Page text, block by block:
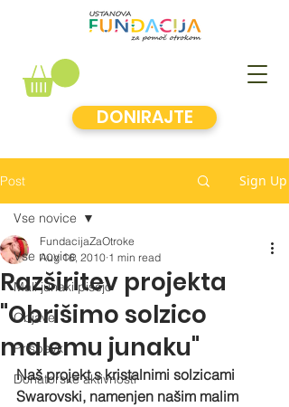
DONIRAJTE
Post Sign Up
Vse novice
Mali junaki pišejo
Objave
Prispevki
Donatorske aktivnosti
Vse novice
Razširitev projekta
"Obrišimo solzico
malemu junaku"
FundacijaZaOtroke
Aug 16, 2010 1 min read
Naš projekt s kristalnimi solzicami
Swarovski, namenjen našim malim